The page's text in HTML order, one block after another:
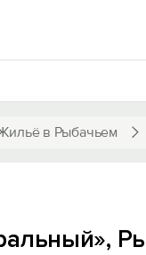
в Рыбачьем